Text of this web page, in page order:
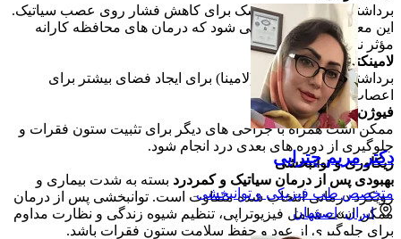
برداشتن قسمت فتق دیسک برای کاهش فشار روی عصب سیاتیک.
این معمولاً زمانی انجام می شود که درمان های محافظه کارانه
مؤثر نبوده باشند.
لامینکتومی:
برداشتن بخشی از مهره (لامینا) برای ایجاد فضای بیشتر برای
اعصاب و کاهش فشار.
فیوژن ستون فقرات:
ممکن است همراه با جراحی های دیگر برای تثبیت ستون فقرات و
جلوگیری از دوره های بعدی درد انجام شود.
ریکاوری و توانبخشی
بهبودی پس از درمان سیاتیک و کمردرد بسته به شدت بیماری و
رویکرد درمانی انتخاب شده متفاوت است. توانبخشی پس از درمان
ممکن است شامل فیزیوتراپی، تنظیم شیوه زندگی و نظارت مداوم
برای جلوگیری از عود و حفظ سلامت ستون فقرات باشد.
دکتر مریم چترایی
متخصص طب فیزیکی و توانبخشی
ایران»اصفهان